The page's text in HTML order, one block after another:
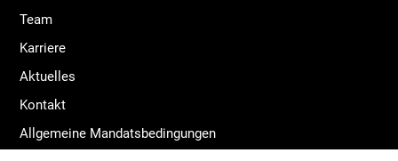
Team
Karriere
Aktuelles
Kontakt
Allgemeine Mandatsbedingungen